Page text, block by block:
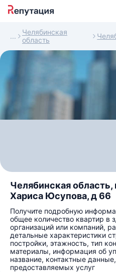
Челябинская
область
Челябинская область,
Хариса Юсупова, д 66
Получите подробную
общее количество квартир в
организаций или компаний,
детальные характеристики
постройки, этажность, тип
материалы, информация об
название, контактные
предоставляемых услуг